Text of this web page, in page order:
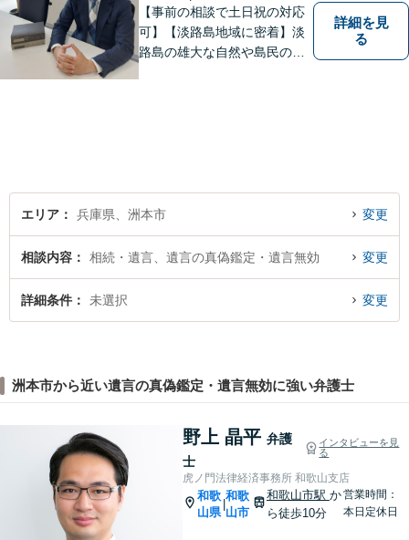
【事前の相談で土日祝の対応
可】【淡路島地域に密着】淡
路島の雄大な自然や島民の
詳細を見
る
エリア 兵庫県、洲本市 変更
相談内容 相続・遺言、遺言の真偽鑑定・遺言無効 変更
詳細条件 未選択 変更
洲本市から近い遺言の真偽鑑定・遺言無効に強い弁護士
野上 晶平 弁護
士
インタビューを見
る
虎ノ門法律経済事務所 和歌山支店
和歌
山県
和歌
山市
和歌山市駅 か
ら徒歩10分
営業時間：
本日定休日